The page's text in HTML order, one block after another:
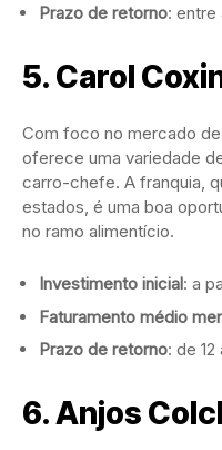
Prazo de retorno: entre
5. Carol
Com foco no mercado
oferece uma variedade
carro-chefe. A franquia,
estados, é uma boa
no ramo alimentício.
Investimento inicial: a
Faturamento médio
Prazo de retorno: de
6.Anjos